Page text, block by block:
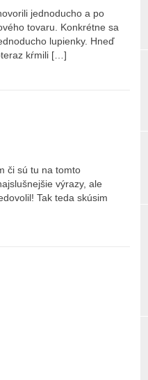
jednoducho a po
tovaru. Konkrétne sa
lupienky. Hneď
kŕmili […]
či sú tu na tomto
výrazy, ale
Tak teda skúsim